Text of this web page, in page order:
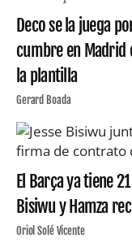
Deco se la juega
cumbre en Madrid
la plantilla
Gerard Boada
El Barça ya tiene
Bisiwu y Hamza
Oriol Solé Vicente